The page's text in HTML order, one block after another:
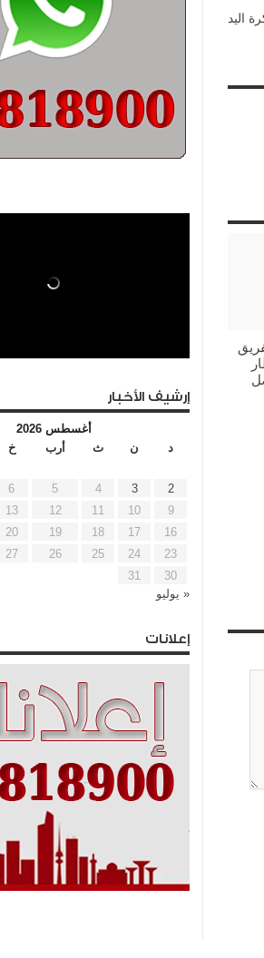
اليد
إرشيف الأخبار
أغسطس 2026
د
ن ث أرب خ
2
3
4
5
6
9
10
11
12
13
16
17
18
19
20
23
24
25
26
27
30
31
« يوليو
إعلانات